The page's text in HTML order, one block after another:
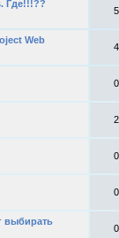
Где!!!??
5
Web
4
0
2
0
0
выбирать
0